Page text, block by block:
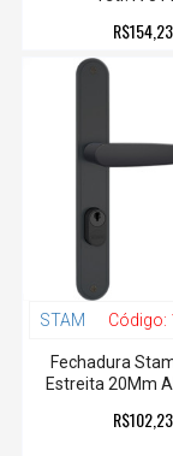
R$154,23
STAM Código:
Fechadura
Estreita 20Mm
R$102,23